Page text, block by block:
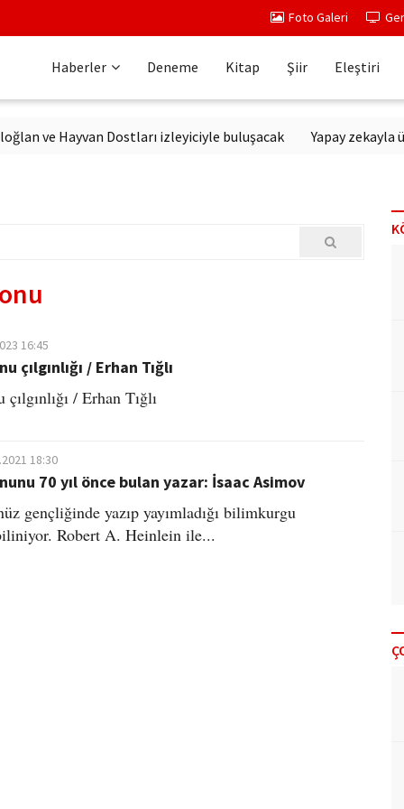
Foto Galeri
Haberler Deneme Kitap Şiir Eleştiri
ve Hayvan Dostları izleyiciyle buluşacak Yapay zekayla
16:45
çılgınlığı / Erhan Tığlı
/ Erhan Tığlı
18:30
70 yıl önce bulan yazar: İsaac Asimov
gençliğinde yazıp yayımladığı bilimkurgu
Robert A. Heinlein ile...